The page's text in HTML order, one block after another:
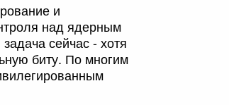
и
над ядерным
сейчас - хотя
биту. По многим